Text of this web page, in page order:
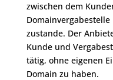
zwischen dem
zustande. Der
Kunde und
tätig, ohne eigenen
Domain zu haben.